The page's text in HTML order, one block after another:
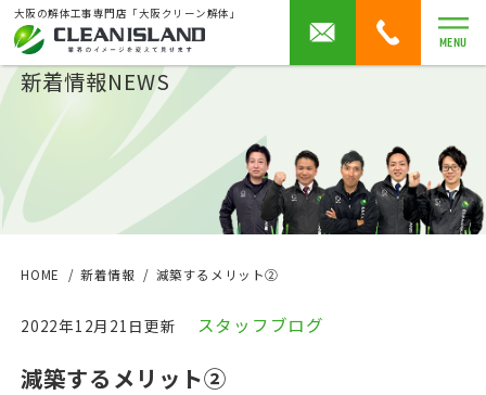
大阪の解体工事専門店「大阪クリーン解体」
MENU
新着情報NEWS
HOME 新着情報 減築するメリット②
2022年12月21日更新 スタッフブログ
減築するメリット②